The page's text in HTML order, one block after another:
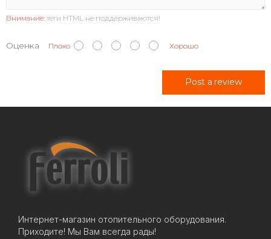
Внимание: теги HTML не поддерживаются!
Оценка Плохо Хорошо
Post a review
Интернет-магазин отопительного оборудования.
Приходите! Мы Вам всегда рады!